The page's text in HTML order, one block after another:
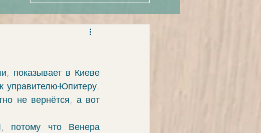
показывает в Киеве
управителю-Юпитеру.
не вернётся, а вот
потому что Венера